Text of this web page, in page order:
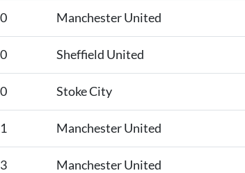
Manchester United
Sheffield United
Stoke City
Manchester United
Manchester United